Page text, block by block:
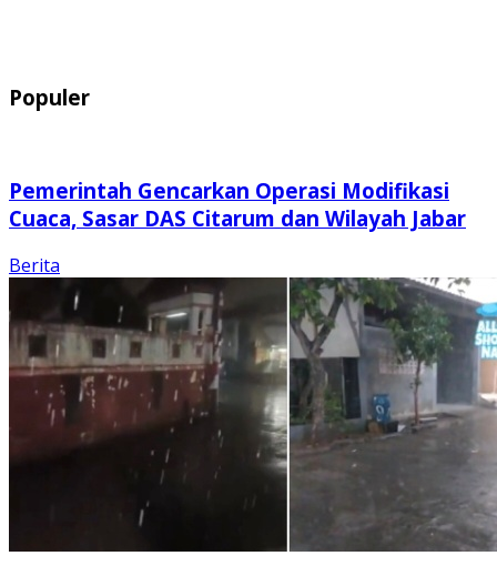
Populer
Pemerintah Gencarkan Operasi Modifikasi
Cuaca, Sasar DAS Citarum dan Wilayah Jabar
Berita